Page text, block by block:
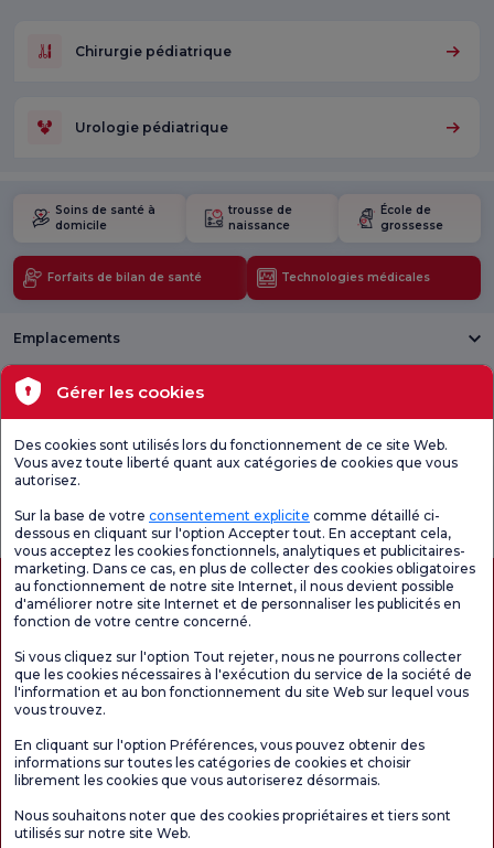
Chirurgie pédiatrique
Urologie pédiatrique
Soins de santé à
domicile
trousse de
naissance
École de
grossesse
Forfaits de bilan de santé Technologies médicales
Emplacements
Santé actuelle
Unités médicales
générale de
satisfaction
questionnaire de
satisfaction.
satisfaction sur
les promotions
Le contenu de cette page est fourni à titre informatif uniquement. N'hésitez pas à
consulter votre médecin pour obtenir un diagnostic et un traitement.
Gérer les cookies
Des cookies sont utilisés lors du fonctionnement de ce site Web.
Vous avez toute liberté quant aux catégories de cookies que vous
autorisez.
Sur la base de votre consentement explicite comme détaillé ci-
dessous en cliquant sur l'option Accepter tout. En acceptant cela,
vous acceptez les cookies fonctionnels, analytiques et publicitaires-
marketing. Dans ce cas, en plus de collecter des cookies obligatoires
au fonctionnement de notre site Internet, il nous devient possible
d'améliorer notre site Internet et de personnaliser les publicités en
fonction de votre centre concerné.
Si vous cliquez sur l'option Tout rejeter, nous ne pourrons collecter
que les cookies nécessaires à l'exécution du service de la société de
l'information et au bon fonctionnement du site Web sur lequel vous
vous trouvez.
En cliquant sur l'option Préférences, vous pouvez obtenir des
informations sur toutes les catégories de cookies et choisir
librement les cookies que vous autoriserez désormais.
Nous souhaitons noter que des cookies propriétaires et tiers sont
utilisés sur notre site Web.